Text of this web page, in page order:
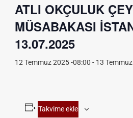
ATLI OKÇULUK
MÜSABAKASI
13.07.2025
12 Temmuz 2025 -08:00 - 13
Takvime ekle